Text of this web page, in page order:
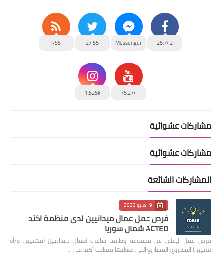
25,742
Messenger
2,455
RSS
75,274
1,525k
مشاركات عشوائية
مشاركات عشوائية
المشاركات الشائعة
19 مايو 2022
فرص عمل عمال ميدانيين لدى منظمة اكتد
ACTED شمال سوريا
فرص عمل الإعلان عن مجموعة وظائف شاغرة لعمال ميدانيين (مهنيين و/أو
تقنيين) المشروع: المشاريع التي تغطيها منظمة أكتد في …